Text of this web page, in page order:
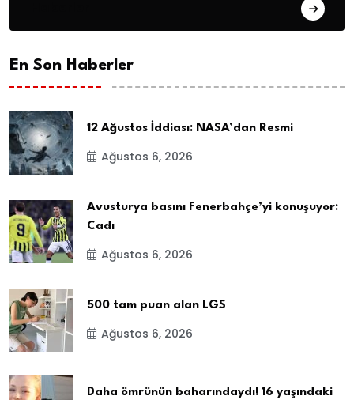
En Son Haberler
12 Ağustos İddiası: NASA’dan Resmi
Ağustos 6, 2026
Avusturya basını Fenerbahçe’yi konuşuyor:
Cadı
Ağustos 6, 2026
500 tam puan alan LGS
Ağustos 6, 2026
Daha ömrünün baharındaydı! 16 yaşındaki